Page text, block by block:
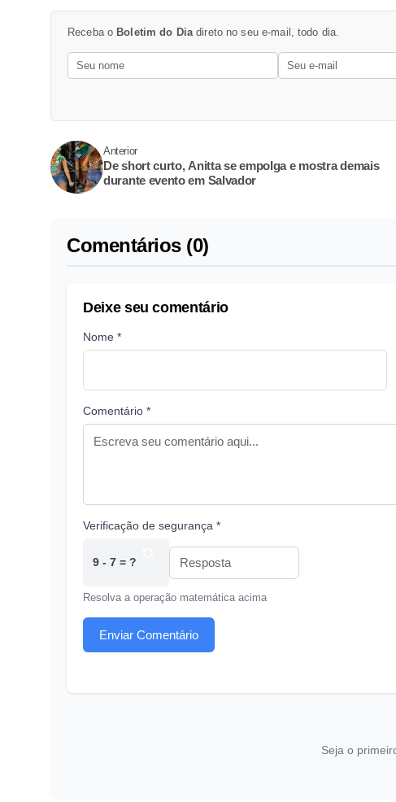
Receba o Boletim do Diadireto no seu e-mail, todo dia.
Anterior
De short curto, Anitta se empolga e mostra demais
durante evento em Salvador
Comentários (0)
Deixe seu comentário
Nome *
Comentário *
Verificação de segurança *
9 - 7 = ?
Resolva a operação matemática acima
Enviar Comentário
Seja o